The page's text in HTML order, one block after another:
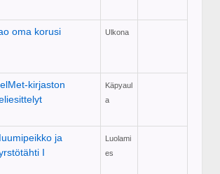
oma korusi Ulkona
kirjaston
Käpyaul
a
ja
I
Luolami
es